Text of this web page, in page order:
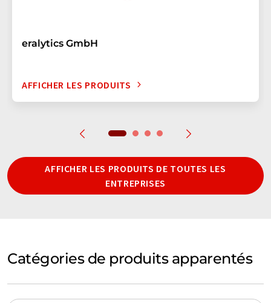
eralytics GmbH
AFFICHER LES PRODUITS
AFFICHER LES PRODUITS DE TOUTES LES
ENTREPRISES
Catégories de produits apparentés